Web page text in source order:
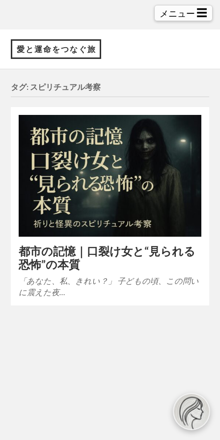
愛と運命をつなぐ旅
メニュー ☰
タグ: スピリチュアル考察
都市の記憶｜口裂け女と“見られる
恐怖”の本質
「あなた、私、きれい？」 子どもの頃、この問い
に震えた夜…